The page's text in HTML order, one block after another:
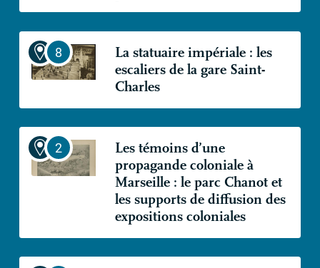
La statuaire impériale : les
escaliers de la gare Saint-
Charles
Les témoins d’une
propagande coloniale à
Marseille : le parc Chanot et
les supports de diffusion des
expositions coloniales